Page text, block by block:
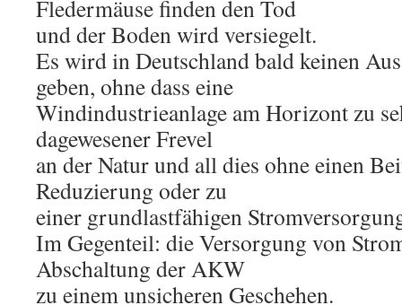
Fledermäuse finden den Tod
und der Boden wird versiegelt.
Es wird in Deutschland bald keinen
geben, ohne dass eine
Windindustrieanlage am Horizont zu
dagewesener Frevel
an der Natur und all dies ohne einen
Reduzierung oder zu
einer grundlastfähigen
Im Gegenteil: die Versorgung von
Abschaltung der AKW
zu einem unsicheren Geschehen.